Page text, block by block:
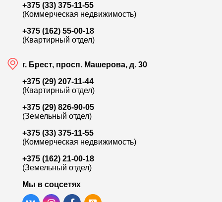
+375 (33) 375-11-55
(Коммерческая недвижимость)
+375 (162) 55-00-18
(Квартирный отдел)
г. Брест, просп. Машерова, д. 30
+375 (29) 207-11-44
(Квартирный отдел)
+375 (29) 826-90-05
(Земельный отдел)
+375 (33) 375-11-55
(Коммерческая недвижимость)
+375 (162) 21-00-18
(Земельный отдел)
Мы в соцсетях